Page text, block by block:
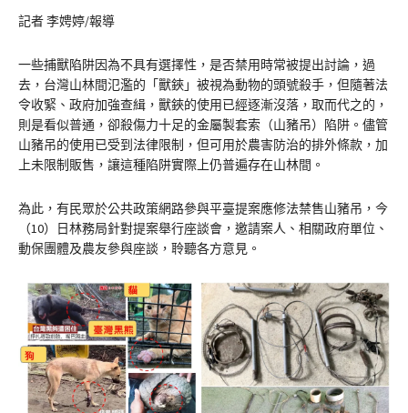
記者 李娉婷/報導
一些捕獸陷阱因為不具有選擇性，是否禁用時常被提出討論，過
去，台灣山林間氾濫的「獸鋏」被視為動物的頭號殺手，但隨著法
令收緊、政府加強查緝，獸鋏的使用已經逐漸沒落，取而代之的，
則是看似普通，卻殺傷力十足的金屬製套索（山豬吊）陷阱。儘管
山豬吊的使用已受到法律限制，但可用於農害防治的排外條款，加
上未限制販售，讓這種陷阱實際上仍普遍存在山林間。
為此，有民眾於公共政策網路參與平臺提案應修法禁售山豬吊，今
（10）日林務局針對提案舉行座談會，邀請案人、相關政府單位、
動保團體及農友參與座談，聆聽各方意見。